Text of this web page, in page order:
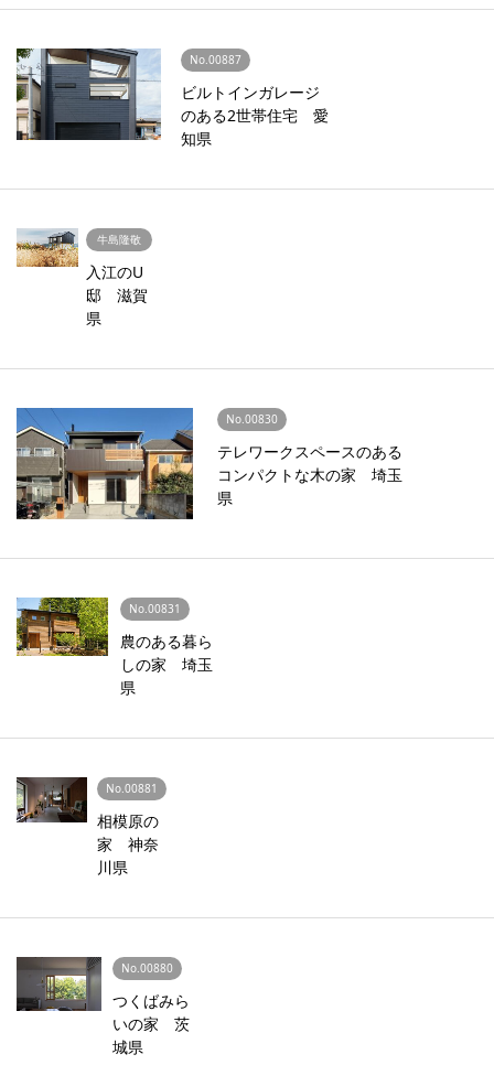
No.00887
ビルトインガレージ
のある2世帯住宅 愛
知県
牛島隆敬
入江のU
邸 滋賀
県
No.00830
テレワークスペースのある
コンパクトな木の家 埼玉
県
No.00831
農のある暮ら
しの家 埼玉
県
No.00881
相模原の
家 神奈
川県
No.00880
つくばみら
いの家 茨
城県